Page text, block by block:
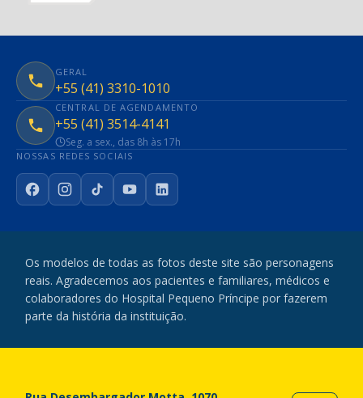
GERAL
+55 (41) 3310-1010
CENTRAL DE AGENDAMENTO
+55 (41) 3514-4141
Seg. a sex., das 8h às 17h
NOSSAS REDES SOCIAIS
FacebookInstagram
TikTokYouTubeLinkedIn
Os modelos de todas as fotos deste site são personagens
reais. Agradecemos aos pacientes e familiares, médicos e
colaboradores do Hospital Pequeno Príncipe por fazerem
parte da história da instituição.